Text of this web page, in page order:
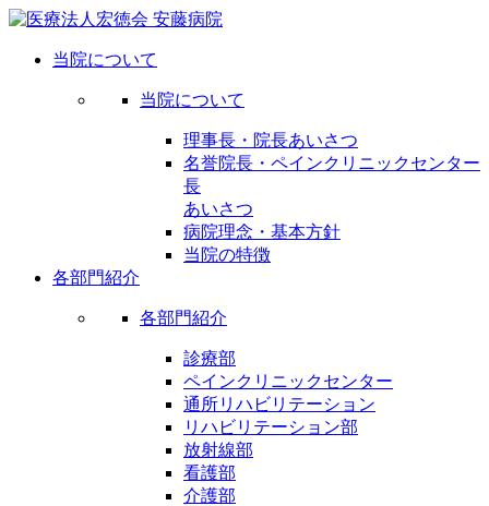
当院について
当院について
理事長・院長あいさつ
名誉院長・ペインクリニックセンター
長
あいさつ
病院理念・基本方針
当院の特徴
各部門紹介
各部門紹介
診療部
ペインクリニックセンター
通所リハビリテーション
リハビリテーション部
放射線部
看護部
介護部